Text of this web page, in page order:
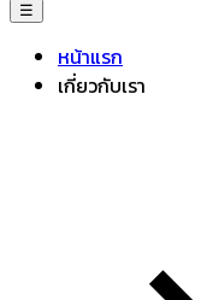
☰
หน้าแรก
เกี่ยวกับเรา